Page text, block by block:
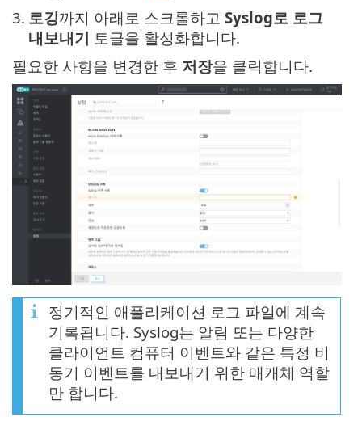
3. 로깅까지 아래로 스크롤하고 Syslog로 로그
내보내기 토글을 활성화합니다.
필요한 사항을 변경한 후 저장을 클릭합니다.
정기적인 애플리케이션 로그 파일에 계속
기록됩니다. Syslog는 알림 또는 다양한
클라이언트 컴퓨터 이벤트와 같은 특정 비
동기 이벤트를 내보내기 위한 매개체 역할
만 합니다.